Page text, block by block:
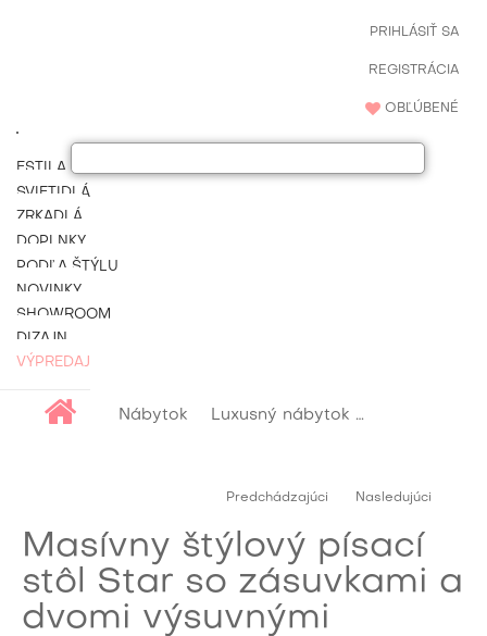
PRIHLÁSIŤ SA
REGISTRÁCIA
OBĽÚBENÉ
ESTILA NÁBYTOK
SVIETIDLÁ
ZRKADLÁ
DOPLNKY
PODĽA ŠTÝLU
NOVINKY
SHOWROOM
DIZAJN
VÝPREDAJ
Nábytok Luxusný nábytok do kancelárie
Predchádzajúci Nasledujúci
Masívny štýlový písací
stôl Star so zásuvkami a
dvomi výsuvnými